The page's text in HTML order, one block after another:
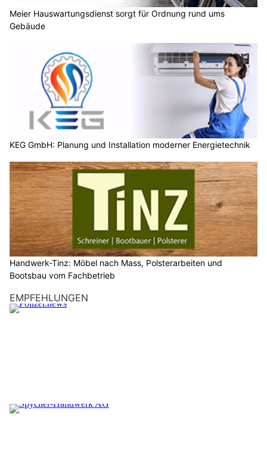
Meier Hauswartungsdienst sorgt für Ordnung rund ums
Gebäude
KEG GmbH: Planung und Installation moderner Energietechnik
Handwerk-Tinz: Möbel nach Mass, Polsterarbeiten und
Bootsbau vom Fachbetrieb
EMPFEHLUNGEN